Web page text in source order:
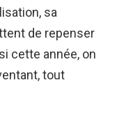
sa
de repenser
cette année, on
tout